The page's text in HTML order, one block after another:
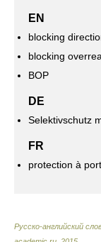
EN
blocking
blocking
BOP
DE
Selektivschutz
FR
protection à
Русско-английский